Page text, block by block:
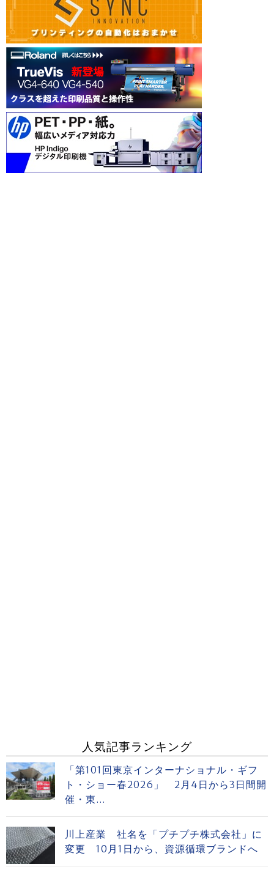
人気記事ランキング
「第101回東京インターナショナル・ギフ
ト・ショー春2026」 2月4日から3日間開
催・東...
川上産業 社名を「プチプチ株式会社」に
変更 10月1日から、資源循環ブランドへ